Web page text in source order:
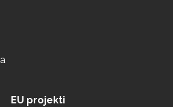
EU projekti